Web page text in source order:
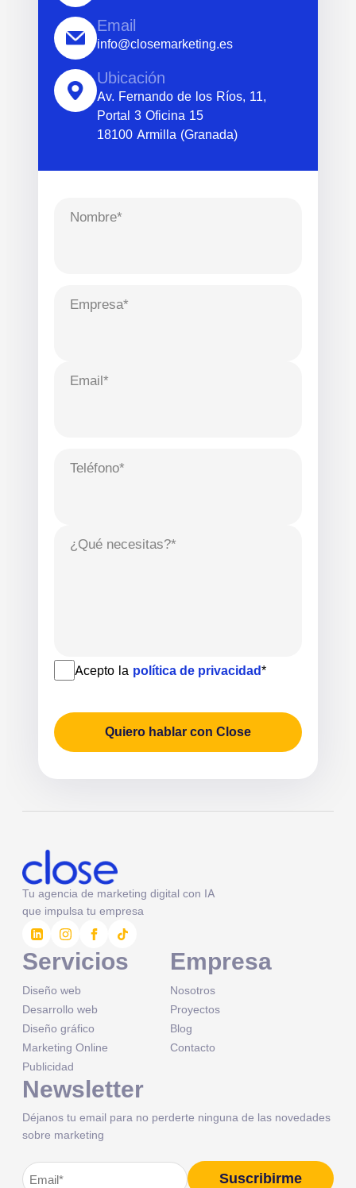
Email
info@closemarketing.es
Ubicación
Av. Fernando de los Ríos, 11,
Portal 3 Oficina 15
18100 Armilla (Granada)
Nombre*
Empresa*
Email*
Teléfono*
¿Qué necesitas?*
Acepto la política de privacidad*
Quiero hablar con Close
Tu agencia de marketing digital con IA
que impulsa tu empresa
Servicios
Diseño web
Desarrollo web
Diseño gráfico
Marketing Online
Publicidad
Empresa
Nosotros
Proyectos
Blog
Contacto
Newsletter
Déjanos tu email para no perderte ninguna de las novedades
sobre marketing
Correo
Suscribirme